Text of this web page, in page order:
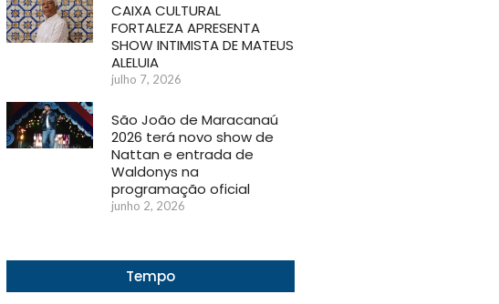
CAIXA CULTURAL
FORTALEZA APRESENTA
SHOW INTIMISTA DE MATEUS
ALELUIA
julho 7, 2026
São João de Maracanaú
2026 terá novo show de
Nattan e entrada de
Waldonys na
programação oficial
junho 2, 2026
Tempo